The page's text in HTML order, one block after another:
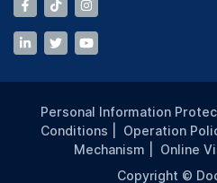
Personal Information
Conditions
Operation
Mechanism
Online
Copyright ©